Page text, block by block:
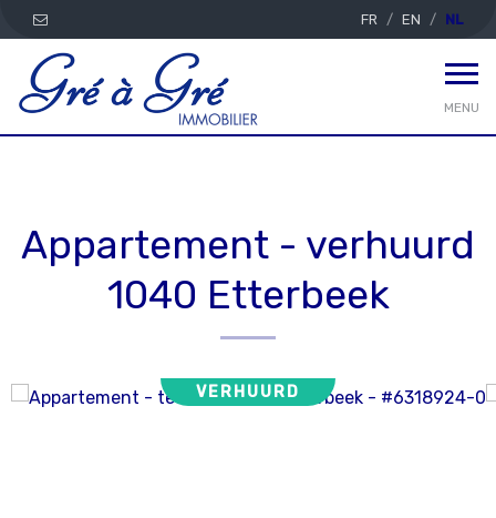
FR EN NL
MENU
Appartement - verhuurd
1040 Etterbeek
VERHUURD